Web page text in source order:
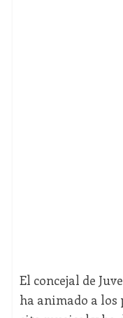
El concejal de
ha animado a los